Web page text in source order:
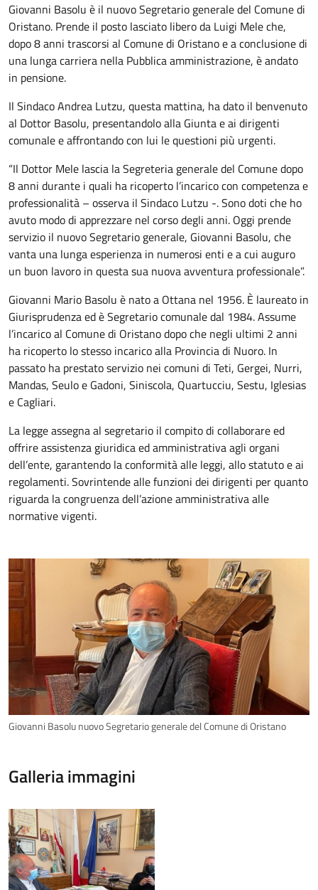
Giovanni Basolu è il nuovo Segretario generale del Comune di
Oristano. Prende il posto lasciato libero da Luigi Mele che,
dopo 8 anni trascorsi al Comune di Oristano e a conclusione di
una lunga carriera nella Pubblica amministrazione, è andato
in pensione.
Il Sindaco Andrea Lutzu, questa mattina, ha dato il benvenuto
al Dottor Basolu, presentandolo alla Giunta e ai dirigenti
comunale e affrontando con lui le questioni più urgenti.
“Il Dottor Mele lascia la Segreteria generale del Comune dopo
8 anni durante i quali ha ricoperto l’incarico con competenza e
professionalità – osserva il Sindaco Lutzu -. Sono doti che ho
avuto modo di apprezzare nel corso degli anni. Oggi prende
servizio il nuovo Segretario generale, Giovanni Basolu, che
vanta una lunga esperienza in numerosi enti e a cui auguro
un buon lavoro in questa sua nuova avventura professionale”.
Giovanni Mario Basolu è nato a Ottana nel 1956. È laureato in
Giurisprudenza ed è Segretario comunale dal 1984. Assume
l’incarico al Comune di Oristano dopo che negli ultimi 2 anni
ha ricoperto lo stesso incarico alla Provincia di Nuoro. In
passato ha prestato servizio nei comuni di Teti, Gergei, Nurri,
Mandas, Seulo e Gadoni, Siniscola, Quartucciu, Sestu, Iglesias
e Cagliari.
La legge assegna al segretario il compito di collaborare ed
offrire assistenza giuridica ed amministrativa agli organi
dell’ente, garantendo la conformità alle leggi, allo statuto e ai
regolamenti. Sovrintende alle funzioni dei dirigenti per quanto
riguarda la congruenza dell’azione amministrativa alle
normative vigenti.
Giovanni Basolu nuovo Segretario generale del Comune di Oristano
Galleria immagini